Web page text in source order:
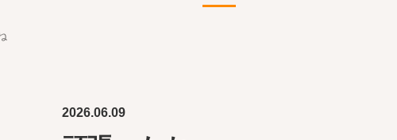
2026.06.09